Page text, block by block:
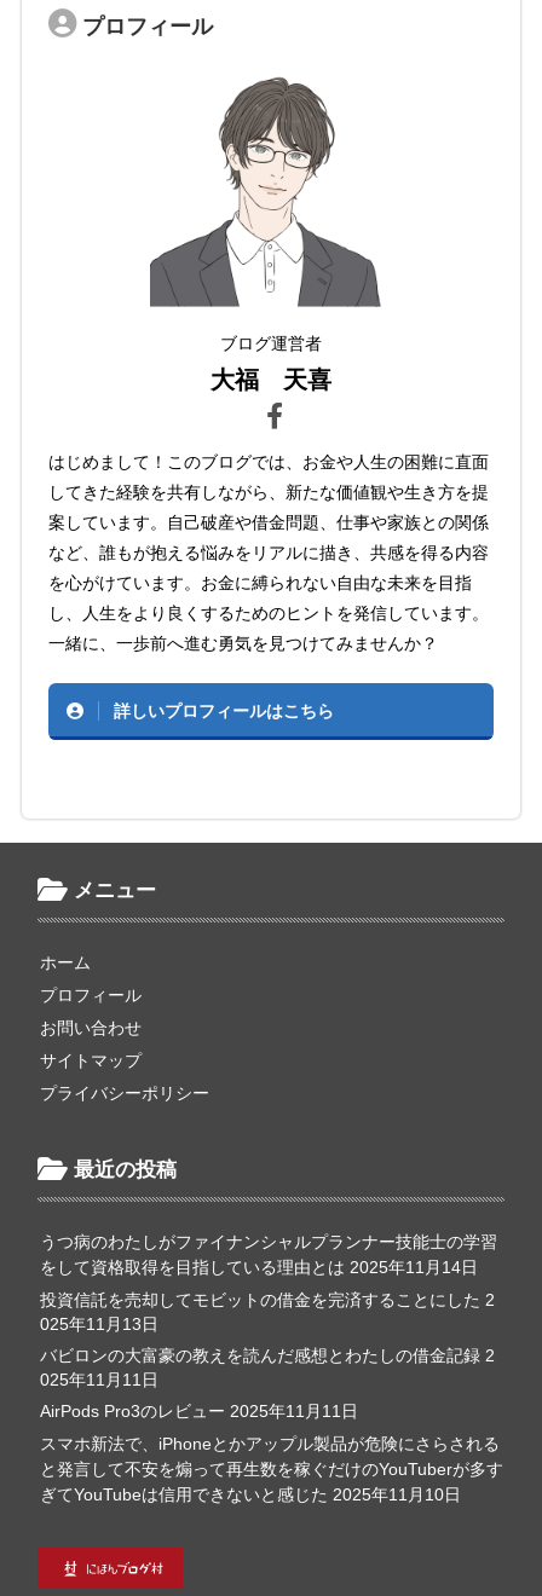
プロフィール
ブログ運営者
大福 天喜
はじめまして！このブログでは、お金や人生の困難に直面
してきた経験を共有しながら、新たな価値観や生き方を提
案しています。自己破産や借金問題、仕事や家族との関係
など、誰もが抱える悩みをリアルに描き、共感を得る内容
を心がけています。お金に縛られない自由な未来を目指
し、人生をより良くするためのヒントを発信しています。
一緒に、一歩前へ進む勇気を見つけてみませんか？
詳しいプロフィールはこちら
メニュー
ホーム
プロフィール
お問い合わせ
サイトマップ
プライバシーポリシー
最近の投稿
うつ病のわたしがファイナンシャルプランナー技能士の学習
をして資格取得を目指している理由とは 2025年11月14日
投資信託を売却してモビットの借金を完済することにした 2
025年11月13日
バビロンの大富豪の教えを読んだ感想とわたしの借金記録 2
025年11月11日
AirPods Pro3のレビュー 2025年11月11日
スマホ新法で、iPhoneとかアップル製品が危険にさらされる
と発言して不安を煽って再生数を稼ぐだけのYouTuberが多す
ぎてYouTubeは信用できないと感じた 2025年11月10日